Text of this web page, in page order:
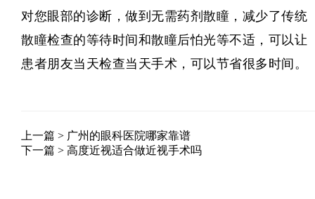
对您眼部的诊断，做到无需药剂散瞳，减少了传统
散瞳检查的等待时间和散瞳后怕光等不适，可以让
患者朋友当天检查当天手术，可以节省很多时间。
上一篇 > 广州的眼科医院哪家靠谱
下一篇 > 高度近视适合做近视手术吗